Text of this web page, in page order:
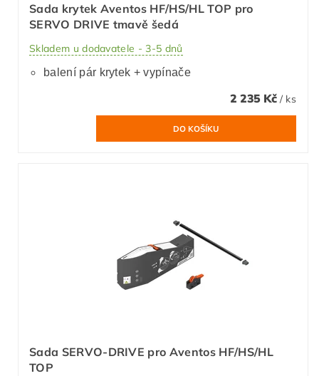
Sada krytek Aventos HF/HS/HL TOP pro
SERVO DRIVE tmavě šedá
Skladem u dodavatele - 3-5 dnů
balení pár krytek + vypínače
2 235 Kč / ks
Sada SERVO-DRIVE pro Aventos HF/HS/HL
TOP